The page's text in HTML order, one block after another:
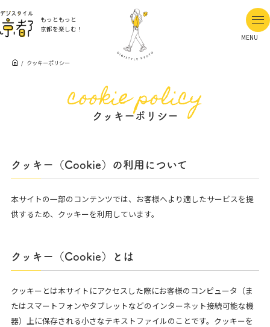
もっともっと
京都を楽しむ！
MENU
クッキーポリシー
cookie policy
クッキーポリシー
クッキー（Cookie）の利用について
本サイトの一部のコンテンツでは、お客様へより適したサービスを提
供するため、クッキーを利用しています。
クッキー（Cookie）とは
クッキーとは本サイトにアクセスした際にお客様のコンピュータ（ま
たはスマートフォンやタブレットなどのインターネット接続可能な機
器）上に保存される小さなテキストファイルのことです。クッキーを